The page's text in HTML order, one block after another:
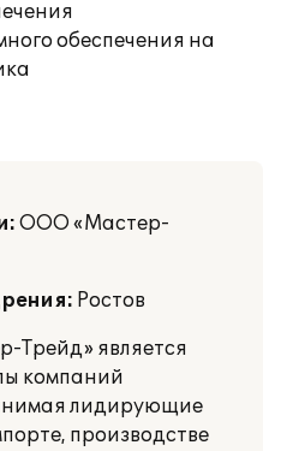
обеспечения на
ООО «Мастер-
Ростов
Трейд» является
компаний
лидирующие
производстве